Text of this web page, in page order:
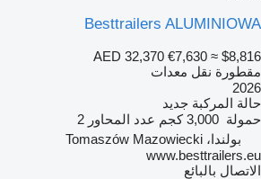
Besttrailers ALUMINIOWA
AED 32,370 €7,630 ≈ $8,816
مقطورة نقل معدات
2026
حالة المركبة جديد
حمولة 3,000 كجم عدد المحاور 2
بولندا، Tomaszów Mazowiecki
www.besttrailers.eu
الاتصال بالبائع